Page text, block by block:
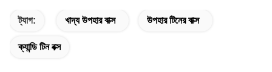
ট্যাগ: খাদ্য উপহার বাক্স উপহার টিনের বাক্স
ক্যান্ডি টিন বক্স